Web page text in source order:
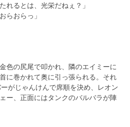
れるとは、光栄だねぇ？」
らおらっ」
色の尻尾で叩かれ、隣のエイミーに
に巻かれて奥に引っ張られる。それ
がじゃんけんで席順を決め、レオン
ー、正面にはタンクのバルバラが陣